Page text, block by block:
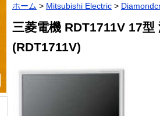
ホーム > Mitsubishi Electric >
三菱電機 RDT1711V 17
(RDT1711V)